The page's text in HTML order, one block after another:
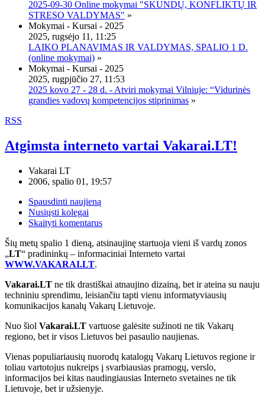
2025-09-30 Online mokymai "SKUNDŲ, KONFLIKTŲ IR
STRESO VALDYMAS" »
Mokymai - Kursai - 2025
2025, rugsėjo 11, 11:25
LAIKO PLANAVIMAS IR VALDYMAS, SPALIO 1 D.
(online mokymai) »
Mokymai - Kursai - 2025
2025, rugpjūčio 27, 11:53
2025 kovo 27 - 28 d. - Atviri mokymai Vilniuje: “Vidurinės
grandies vadovų kompetencijos stiprinimas »
RSS
Atgimsta interneto vartai Vakarai.LT!
Vakarai LT
2006, spalio 01, 19:57
Spausdinti naujieną
Nusiųsti kolegai
Skaityti komentarus
Šių metų spalio 1 dieną, atsinaujinę startuoja vieni iš vardų zonos
„LT“ pradininkų – informaciniai Interneto vartai
WWW.VAKARAI.LT.
Vakarai.LT ne tik drastiškai atnaujino dizainą, bet ir ateina su nauju
techniniu sprendimu, leisiančiu tapti vienu informatyviausių
komunikacijos kanalų Vakarų Lietuvoje.
Nuo šiol Vakarai.LT vartuose galėsite sužinoti ne tik Vakarų
regiono, bet ir visos Lietuvos bei pasaulio naujienas.
Vienas populiariausių nuorodų katalogų Vakarų Lietuvos regione ir
toliau vartotojus nukreips į svarbiausias pramogų, verslo,
informacijos bei kitas naudingiausias Interneto svetaines ne tik
Lietuvoje, bet ir užsienyje.